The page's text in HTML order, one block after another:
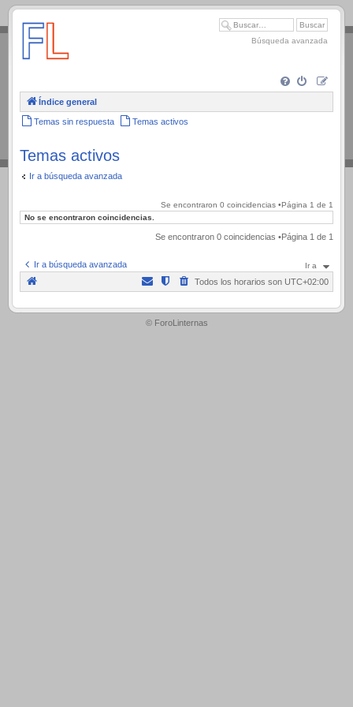
.
Búsqueda avanzada
Índice general
Temas sin respuesta Temas activos
Temas activos
Ir a búsqueda avanzada
Se encontraron 0 coincidencias •Página 1 de 1
No se encontraron coincidencias.
Se encontraron 0 coincidencias •Página 1 de 1
Ir a búsqueda avanzada Ir a
Todos los horarios son UTC+02:00
.
© ForoLinternas